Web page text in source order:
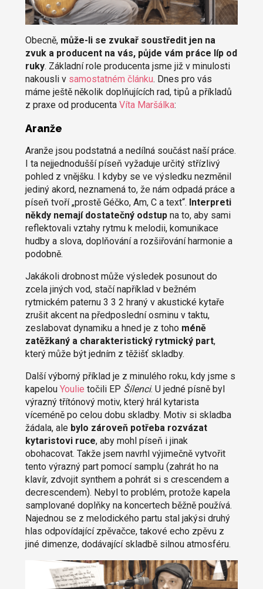
Obecně, může-li se zvukař soustředit jen na
zvuk a producent na vás, půjde vám práce líp od
ruky. Základní role producenta jsme již v minulosti
nakousli v samostatném článku. Dnes pro vás
máme ještě několik doplňujících rad, tipů a příkladů
z praxe od producenta Víta Maršálka:
Aranže
Aranže jsou podstatná a nedílná součást naší práce.
I ta nejjednodušší píseň vyžaduje určitý střízlivý
pohled z vnějšku. I kdyby se ve výsledku nezměnil
jediný akord, neznamená to, že nám odpadá práce a
píseň tvoří „prostě Géčko, Am, C a text“. Interpreti
někdy nemají dostatečný odstupna to, aby sami
reflektovali vztahy rytmu k melodii, komunikace
hudby a slova, doplňování a rozšiřování harmonie a
podobně.
Jakákoli drobnost může výsledek posunout do
zcela jiných vod, stačí například v bežném
rytmickém paternu 3 3 2 hraný v akustické kytaře
zrušit akcent na předposlední osminu v taktu,
zeslabovat dynamiku a hned je z toho méně
zatěžkaný a charakteristický rytmický part,
který může být jedním z těžišť skladby.
Další výborný příklad je z minulého roku, kdy jsme s
kapelou Youlie točili EP Šílenci. U jedné písně byl
výrazný třítónový motiv, který hrál kytarista
víceméně po celou dobu skladby. Motiv si skladba
žádala, ale bylo zároveň potřeba rozvázat
kytaristovi ruce, aby mohl píseň i jinak
obohacovat. Takže jsem navrhl výjimečně vytvořit
tento výrazný part pomocí samplu (zahrát ho na
klavír, zdvojit synthem a pohrát si s crescendem a
decrescendem). Nebyl to problém, protože kapela
samplované doplňky na koncertech běžně používá.
Najednou se z melodického partu stal jakýsi druhý
hlas odpovídající zpěvačce, takové echo zpěvu z
jiné dimenze, dodávající skladbě silnou atmosféru.